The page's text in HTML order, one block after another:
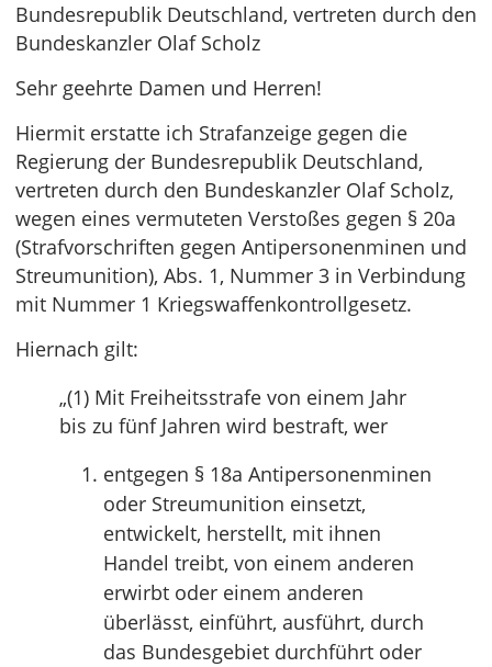
Bundesrepublik Deutschland, vertreten durch den
Bundeskanzler Olaf Scholz
Sehr geehrte Damen und Herren!
Hiermit erstatte ich Strafanzeige gegen die
Regierung der Bundesrepublik Deutschland,
vertreten durch den Bundeskanzler Olaf Scholz,
wegen eines vermuteten Verstoßes gegen § 20a
(Strafvorschriften gegen Antipersonenminen und
Streumunition), Abs. 1, Nummer 3 in Verbindung
mit Nummer 1 Kriegswaffenkontrollgesetz.
Hiernach gilt:
„(1) Mit Freiheitsstrafe von einem Jahr
bis zu fünf Jahren wird bestraft, wer
entgegen § 18a Antipersonenminen
oder Streumunition einsetzt,
entwickelt, herstellt, mit ihnen
Handel treibt, von einem anderen
erwirbt oder einem anderen
überlässt, einführt, ausführt, durch
das Bundesgebiet durchführt oder